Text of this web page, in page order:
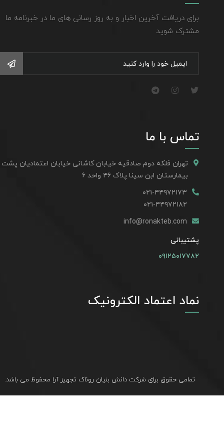
برای دریافت آخرین اخبار و به روز رسانی های ما در خبرنامه ما
مشترک شوید
تماس با ما
تهران فلکه دوم صادقیه خیابان کاشانی خیابان اعتمادیان پشت
بیمارستان ابن سینا پلاک ۴۶ واحد ۶
۰۲۱-۴۴۹۷۲۱۷۳
۰۲۱-۴۴۹۷۲۱۸۲
info@ronakteb.com
پشتیبانی
۰۹۱۲۵۰۱۷۷۸۲
نماد اعتماد الکترونیک
تمامی حقوق برای شرکت دانش بنیان روناک تجهیز آرا محفوظ می باشد.